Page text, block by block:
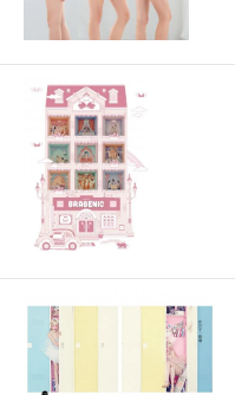
ニュース＆トピックス
企業情報
SNSアカウント一覧
メールニュース登録